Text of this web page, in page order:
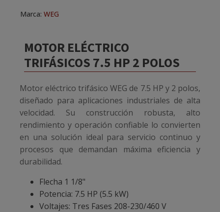
MOTOR ELÉCTRICO
TRIFÁSICOS 7.5 HP 2 POLOS
Motor eléctrico trifásico WEG de 7.5 HP y 2 polos,
diseñado para aplicaciones industriales de alta
velocidad. Su construcción robusta, alto
rendimiento y operación confiable lo convierten
en una solución ideal para servicio continuo y
procesos que demandan máxima eficiencia y
durabilidad.
Flecha 1 1/8"
Potencia: 7.5 HP (5.5 kW)
Voltajes: Tres Fases 208-230/460 V
Marca: WEG